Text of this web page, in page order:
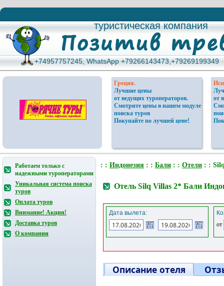
туристическая компания
туристическая компания
+74957757245, WhatsApp +79266143473,+79269199349
+74957757245, WhatsApp +79266143473,+79269199349
Греция.
Лучшие цены
от ведущих туроператоров.
Смотрите цены в нашем модуле
поиска туров
Покупайте по лучшей цене!
от
Работаем только с
надежными туроператорами
Уникальная система поиска
туров
Оплата туров
Внимание! Акции!
Доставка туров
О компании
: : Индонезия : : Бали : : Отели : :
Отель Silq Villas 2* Бали
Дата вылета:
от
Описание отеля